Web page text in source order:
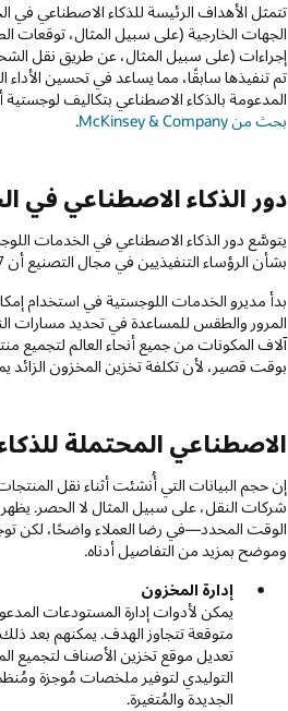
تتمثل الأهداف الرئيسة للذكاء الاصطناعي في
الجهات الخارجية (على سبيل المثال، توقعات
إجراءات (على سبيل المثال، عن طريق نقل
تم تنفيذها سابقًا، مما يساعد في تحسين الأداء
المدعومة بالذكاء الاصطناعي بتكاليف لوجستية أقل بنسبة 15% من منافسيهم المتخلفين، في حين تحسنت مستويات
بحث من McKinsey & Company
.
دور الذكاء الاصطناعي في
بشأن الرؤساء التنفيذيين في مجال التصنيع أن 97% من المشاركين قالوا إنهم سيستخدمون الذكاء الاصطناعي في عملياتهم خلال العامين المقبلين.
بدأ مديرو الخدمات اللوجستية في استخدام
المرور والطقس للمساعدة في تحديد مسارات
آلاف المكونات من جميع أنحاء العالم
بوقت قصير، لأن تكلفة تخزين المخزون الزائد
الاصطناعي المحتملة
إن حجم البيانات التي أُنشئت أثناء نقل
شركات النقل، على سبيل المثال لا الحصر.
الوقت المحدد—في رضا العملاء واضحًا، لكن
وموضح بمزيد من التفاصيل أدناه.
إدارة المخزون
يمكن لأدوات إدارة المستودعات
متوقعة تتجاوز الهدف. يمكنهم بعد
تعديل موقع تخزين الأصناف لتجميع
التوليدي لتوفير ملخصات مُوجزة
الجديدة والمُتغيرة.